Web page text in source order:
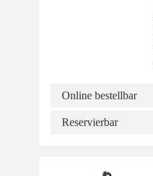
Online bestellbar
Reservierbar